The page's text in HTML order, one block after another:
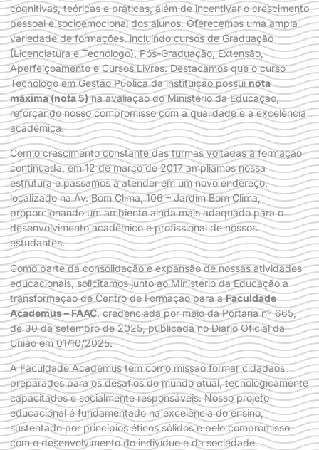
cognitivas, teóricas e práticas, além de incentivar o crescimento
pessoal e socioemocional dos alunos. Oferecemos uma ampla
variedade de formações, incluindo cursos de Graduação
(Licenciatura e Tecnólogo), Pós-Graduação, Extensão,
Aperfeiçoamento e Cursos Livres. Destacamos que o curso
Tecnólogo em Gestão Pública da instituição possuinota
máxima (nota 5)na avaliação doMinistério da Educação,
reforçando nosso compromisso com a qualidade e a excelência
acadêmica.
Com o crescimento constante das turmas voltadas à formação
continuada, em 12 de março de 2017 ampliamos nossa
estrutura e passamos a atender em um novo endereço,
localizado na Av. Bom Clima, 106 – Jardim Bom Clima,
proporcionando um ambiente ainda mais adequado para o
desenvolvimento acadêmico e profissional de nossos
estudantes.
Como parte da consolidação e expansão de nossas atividades
educacionais, solicitamos junto aoMinistério da Educaçãoa
transformação de Centro de Formação para aFaculdade
Academus – FAAC, credenciada por meio da Portaria nº 665,
de 30 de setembro de 2025, publicada no Diário Oficial da
União em 01/10/2025.
A Faculdade Academus tem como missão formar cidadãos
preparados para os desafios do mundo atual, tecnologicamente
capacitados e socialmente responsáveis. Nosso projeto
educacional é fundamentado na excelência do ensino,
sustentado por princípios éticos sólidos e pelo compromisso
com o desenvolvimento do indivíduo e da sociedade.